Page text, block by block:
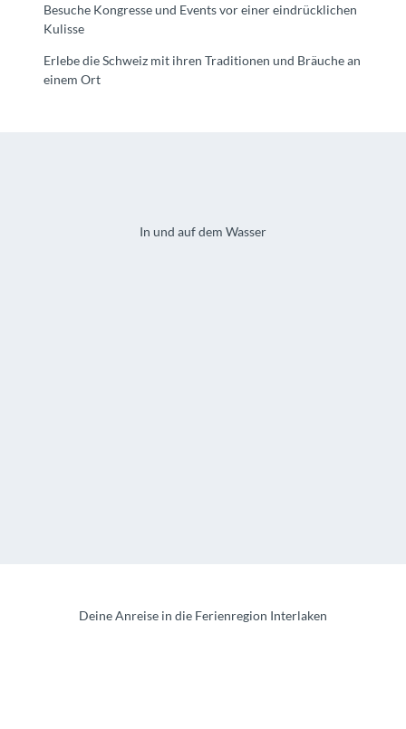
Besuche Kongresse und Events vor einer eindrücklichen
Kulisse
Erlebe die Schweiz mit ihren Traditionen und Bräuche an
einem Ort
In und auf dem Wasser
Deine Anreise in die Ferienregion Interlaken